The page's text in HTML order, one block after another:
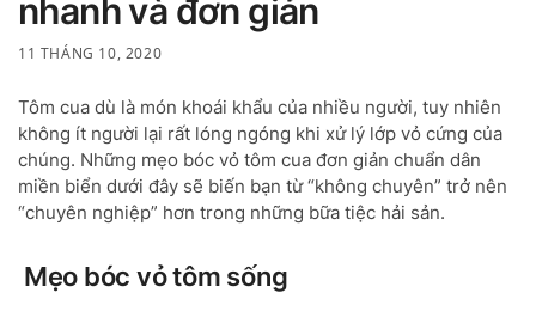
nhanh và đơn giản
11 THÁNG 10, 2020
Tôm cua dù là món khoái khẩu của nhiều người, tuy nhiên
không ít người lại rất lóng ngóng khi xử lý lớp vỏ cứng của
chúng. Những mẹo bóc vỏ tôm cua đơn giản chuẩn dân
miền biển dưới đây sẽ biến bạn từ “không chuyên” trở nên
“chuyên nghiệp” hơn trong những bữa tiệc hải sản.
Mẹo bóc vỏ tôm sống